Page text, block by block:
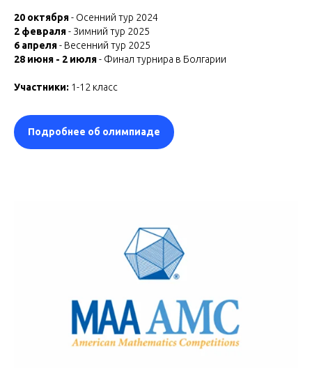
20 октября- Осенний тур 2024
2 февраля- Зимний тур 2025
6 апреля- Весенний тур 2025
28 июня - 2 июля- Финал турнира в Болгарии
Участники: 1-12 класс
Подробнее об олимпиаде